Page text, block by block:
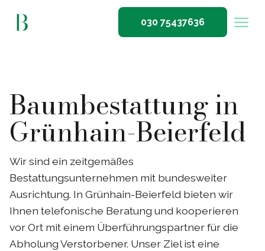
030 75437636
Baumbestattung in
Grünhain-Beierfeld
Wir sind ein zeitgemäßes
Bestattungsunternehmen mit bundesweiter
Ausrichtung. In Grünhain-Beierfeld bieten wir
Ihnen telefonische Beratung und kooperieren
vor Ort mit einem Überführungspartner für die
Abholung Verstorbener. Unser Ziel ist eine